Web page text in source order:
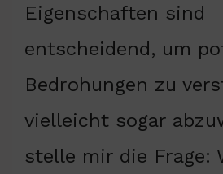
Eigenschaften sind
entscheidend, um
Bedrohungen zu
vielleicht sogar
stelle mir die Frage: